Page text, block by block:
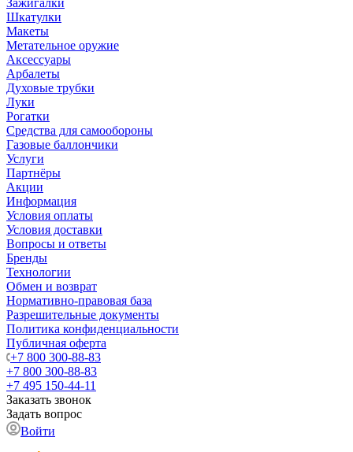
Зажигалки
Шкатулки
Макеты
Метательное оружие
Аксессуары
Арбалеты
Духовые трубки
Луки
Рогатки
Средства для самообороны
Газовые баллончики
Услуги
Партнёры
Акции
Информация
Условия оплаты
Условия доставки
Вопросы и ответы
Бренды
Технологии
Обмен и возврат
Нормативно-правовая база
Разрешительные документы
Политика конфиденциальности
Публичная оферта
+7 800 300-88-83
+7 800 300-88-83
+7 495 150-44-11
Заказать звонок
Задать вопрос
Войти